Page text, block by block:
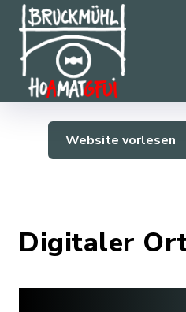
Website vorlesen
Digitaler